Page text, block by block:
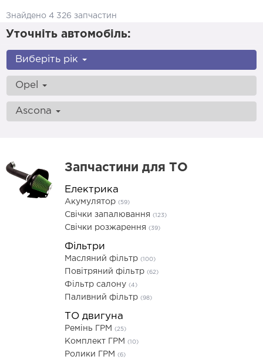
Знайдено 4 326 запчастин
Уточніть автомобіль:
Виберіть рік
Opel
Ascona
Запчастини для ТО
Електрика
Акумулятор (59)
Свічки запалювання (123)
Свічки розжарення (39)
Фільтри
Масляний фільтр (100)
Повітряний фільтр (62)
Фільтр салону (4)
Паливний фільтр (98)
ТО двигуна
Ремінь ГРМ (25)
Комплект ГРМ (10)
Ролики ГРМ (6)